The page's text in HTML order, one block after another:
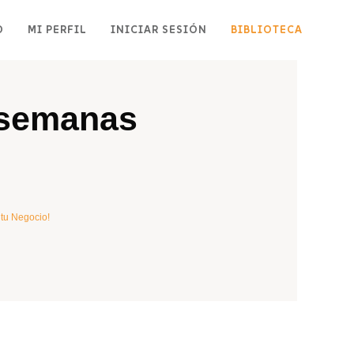
MI PERFIL INICIAR SESIÓN BIBLIOTECA
Negocio!